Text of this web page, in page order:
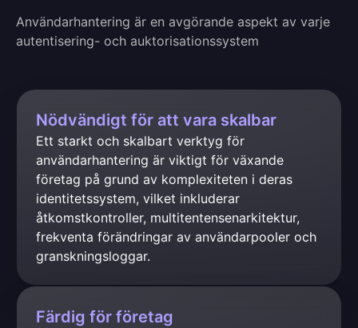
Användarhantering är en avgörande aspekt av varje
autentisering- och auktorisationssystem
Nödvändigt för att vara skalbar
Ett starkt och skalbart verktyg för
användarhantering är viktigt för växande
företag på grund av komplexiteten i deras
identitetssystem, vilket inkluderar
åtkomstkontroller, multitentensenarkitektur,
frekventa förändringar av användarpooler och
granskningsloggar.
Färdig för företag